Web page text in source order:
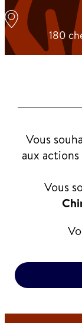
180
Vous
aux
Vous